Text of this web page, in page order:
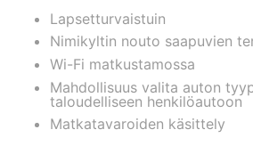
Lapsetturvaistuin
Nimikyltin nouto saapuvien
Wi-Fi matkustamossa
Mahdollisuus valita auton
taloudelliseen henkilöautoon
Matkatavaroiden käsittely